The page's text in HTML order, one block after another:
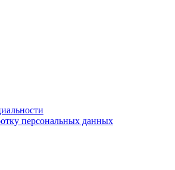
персональных данных